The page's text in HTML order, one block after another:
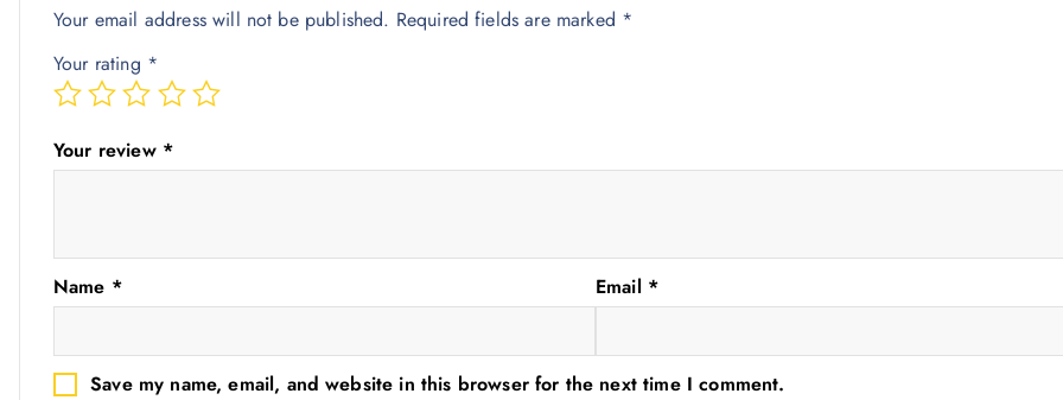
Your email address will not be published. Required fields are marked *
Your rating *
Your review *
Name * Email *
Save my name, email, and website in this browser for the next time I comment.